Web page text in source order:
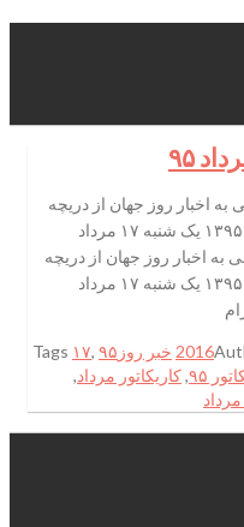
روز یکشنبه، ۱۷ مرداد ۹۵نگاهی به اخبار روز جهان از دریچه
کاریکاتور، یکشنبه ۱۷ مرداد ۹۵۰۸:۰۰ – ۱۳۹۵ یک شنبه ۱۷ مرداد
روز یکشنبه، ۱۷ مرداد ۹۵ نگاهی به اخبار روز جهان از دریچه
کاریکاتور، یکشنبه ۱۷ مرداد ۹۵۰۸:۰۰ – ۱۳۹۵ یک شنبه ۱۷ مرداد
خبر روز Tags ۱۷, ۹۵
۹۵ ,کاریکاتور مرداد,